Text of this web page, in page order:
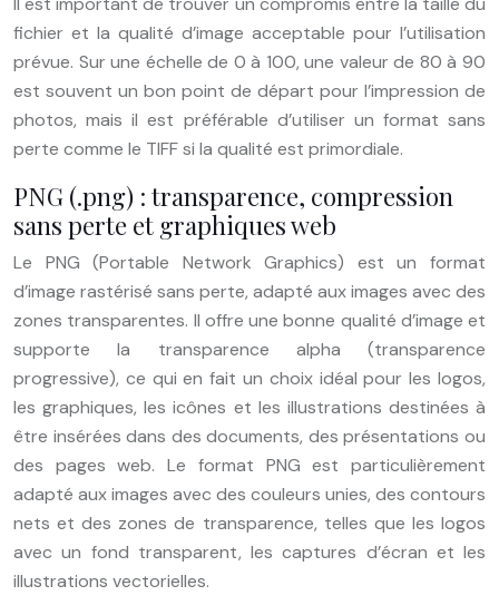
fichier et la qualité d’image acceptable pour l’utilisation
prévue. Sur une échelle de 0 à 100, une valeur de 80 à 90
est souvent un bon point de départ pour l’impression de
photos, mais il est préférable d’utiliser un format sans
perte comme le TIFF si la qualité est primordiale.
PNG (.png) : transparence, compression
sans perte et graphiques web
Le PNG (Portable Network Graphics) est un format
d’image rastérisé sans perte, adapté aux images avec des
zones transparentes. Il offre une bonne qualité d’image et
supporte la transparence alpha (transparence
progressive), ce qui en fait un choix idéal pour les logos,
les graphiques, les icônes et les illustrations destinées à
être insérées dans des documents, des présentations ou
des pages web. Le format PNG est particulièrement
adapté aux images avec des couleurs unies, des contours
nets et des zones de transparence, telles que les logos
avec un fond transparent, les captures d’écran et les
illustrations vectorielles.